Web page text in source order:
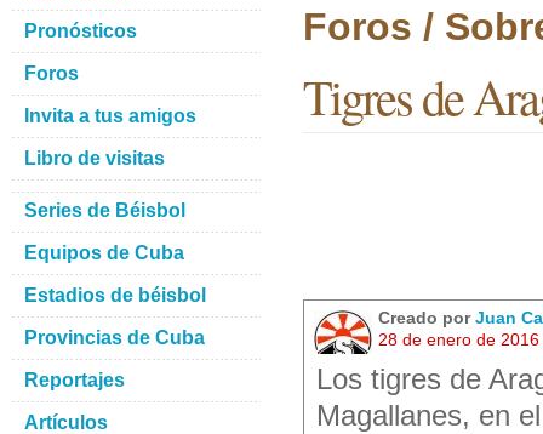
Foros /
Tigres de
Creado porJuan
28 de enero de
Los tigres de
Magallanes, en
Pronósticos
Foros
Invita a tus amigos
Libro de visitas
Series de Béisbol
Equipos de Cuba
Estadios de béisbol
Provincias de Cuba
Reportajes
Artículos